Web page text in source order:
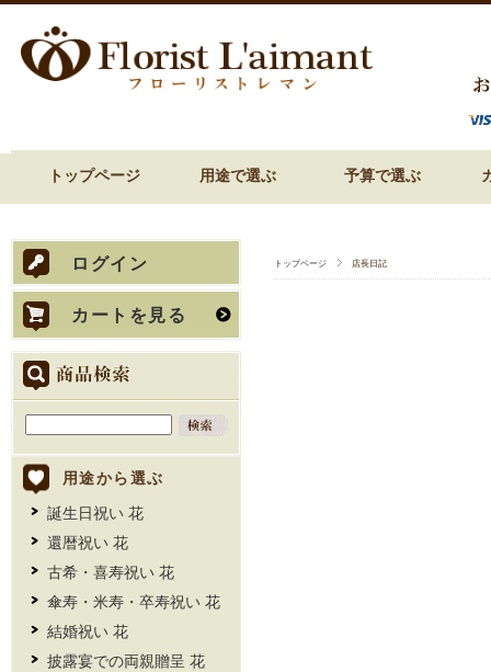
トップページ 用途で選ぶ 予算で選ぶ
トップページ 店長日記
ログイン
カートを見る
用途から選ぶ
誕生日祝い 花
還暦祝い 花
古希・喜寿祝い 花
傘寿・米寿・卒寿祝い 花
結婚祝い 花
披露宴での両親贈呈 花